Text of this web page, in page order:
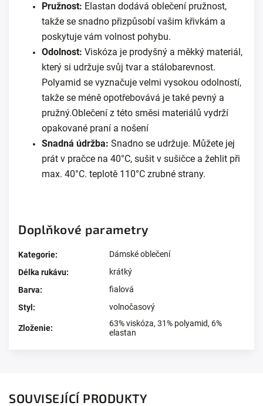
Pružnost: Elastan dodává oblečení pružnost,
takže se snadno přizpůsobí vašim křivkám a
poskytuje vám volnost pohybu.
Odolnost: Viskóza je prodyšný a měkký materiál,
který si udržuje svůj tvar a stálobarevnost.
Polyamid se vyznačuje velmi vysokou odolností,
takže se méně opotřebovává je také pevný a
pružný.Oblečení z této směsi materiálů vydrží
opakované praní a nošení
Snadná údržba: Snadno se udržuje. Můžete jej
prát v pračce na 40°C, sušit v sušičce a žehlit při
max. 40°C. teplotě 110°C zrubné strany.
Doplňkové parametry
Kategorie:
Dámské oblečení
Délka rukávu:
krátký
Barva:
fialová
Styl : volnočasový
Zloženie:
63% viskóza, 31% polyamid, 6%
elastan
SOUVISEJÍCÍ PRODUKTY